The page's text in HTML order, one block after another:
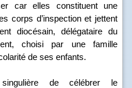
car elles constituent une
corps d’inspection et jettent
diocésain, délégataire du
choisi par une famille
de ses enfants.
de célébrer le